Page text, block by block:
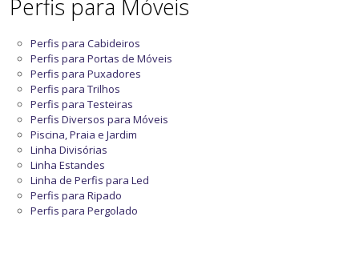
Perfis para Móveis
Perfis para Cabideiros
Perfis para Portas de Móveis
Perfis para Puxadores
Perfis para Trilhos
Perfis para Testeiras
Perfis Diversos para Móveis
Piscina, Praia e Jardim
Linha Divisórias
Linha Estandes
Linha de Perfis para Led
Perfis para Ripado
Perfis para Pergolado